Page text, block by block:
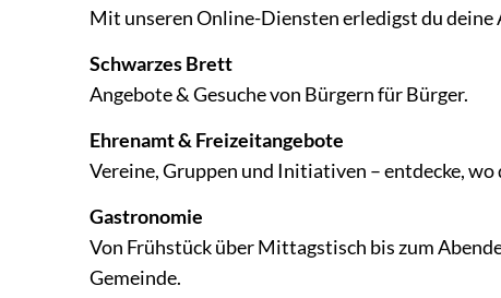
Mit unseren Online-Diensten erledigst du deine
Schwarzes Brett
Angebote & Gesuche von Bürgern für Bürger.
Ehrenamt & Freizeitangebote
Vereine, Gruppen und Initiativen – entdecke,
Gastronomie
Von Frühstück über Mittagstisch bis zum
Gemeinde.